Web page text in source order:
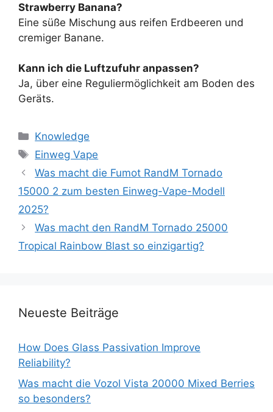
Strawberry Banana?
Eine süße Mischung aus reifen Erdbeeren und
cremiger Banane.
Kann ich die Luftzufuhr anpassen?
Ja, über eine Reguliermöglichkeit am Boden des
Geräts.
Knowledge
Einweg Vape
Was macht die Fumot RandM Tornado
15000 2 zum besten Einweg-Vape-Modell
2025?
Was macht den RandM Tornado 25000
Tropical Rainbow Blast so einzigartig?
Neueste Beiträge
How Does Glass Passivation Improve
Reliability?
Was macht die Vozol Vista 20000 Mixed Berries
so besonders?